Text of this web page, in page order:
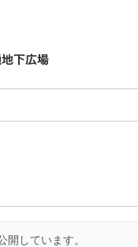
しています。